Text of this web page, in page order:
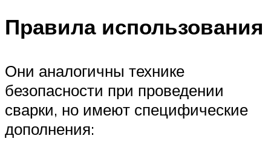
Правила использования
Они аналогичны технике
безопасности при проведении
сварки, но имеют специфические
дополнения: